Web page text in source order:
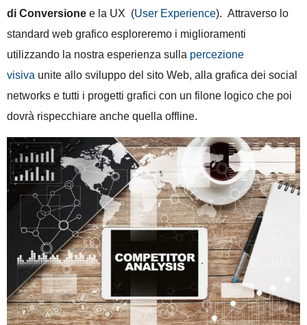
di Conversione e la UX (User Experience). Attraverso lo
standard web grafico esploreremo i miglioramenti
utilizzando la nostra esperienza sulla percezione
visiva unite allo sviluppo del sito Web, alla grafica dei social
networks e tutti i progetti grafici con un filone logico che poi
dovrà rispecchiare anche quella offline.